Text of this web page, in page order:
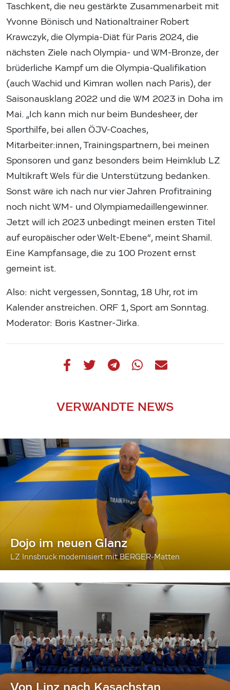
Taschkent, die neu gestärkte Zusammenarbeit mit
Yvonne Bönisch und Nationaltrainer Robert
Krawczyk, die Olympia-Diät für Paris 2024, die
nächsten Ziele nach Olympia- und WM-Bronze, der
brüderliche Kampf um die Olympia-Qualifikation
(auch Wachid und Kimran wollen nach Paris), der
Saisonausklang 2022 und die WM 2023 in Doha im
Mai. „Ich kann mich nur beim Bundesheer, der
Sporthilfe, bei allen ÖJV-Coaches,
Mitarbeiter:innen, Trainingspartnern, bei meinen
Sponsoren und ganz besonders beim Heimklub LZ
Multikraft Wels für die Unterstützung bedanken.
Sonst wäre ich nach nur vier Jahren Profitraining
noch nicht WM- und Olympiamedaillengewinner.
Jetzt will ich 2023 unbedingt meinen ersten Titel
auf europäischer oder Welt-Ebene“, meint Shamil.
Eine Kampfansage, die zu 100 Prozent ernst
gemeint ist.
Also: nicht vergessen, Sonntag, 18 Uhr, rot im
Kalender anstreichen. ORF 1, Sport am Sonntag.
Moderator: Boris Kastner-Jirka.
VERWANDTE NEWS
Dojo im neuen Glanz
LZ Innsbruck modernisiert mit BERGER-Matten
Von Linz nach Kasachstan